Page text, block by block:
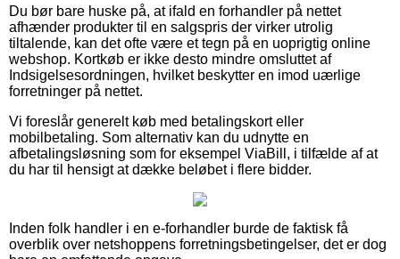
Du bør bare huske på, at ifald en forhandler på nettet
afhænder produkter til en salgspris der virker utrolig
tiltalende, kan det ofte være et tegn på en uoprigtig online
webshop. Kortkøb er ikke desto mindre omsluttet af
Indsigelsesordningen, hvilket beskytter en imod uærlige
forretninger på nettet.
Vi foreslår generelt køb med betalingskort eller
mobilbetaling. Som alternativ kan du udnytte en
afbetalingsløsning som for eksempel ViaBill, i tilfælde af at
du har til hensigt at dække beløbet i flere bidder.
Inden folk handler i en e-forhandler burde de faktisk få
overblik over netshoppens forretningsbetingelser, det er dog